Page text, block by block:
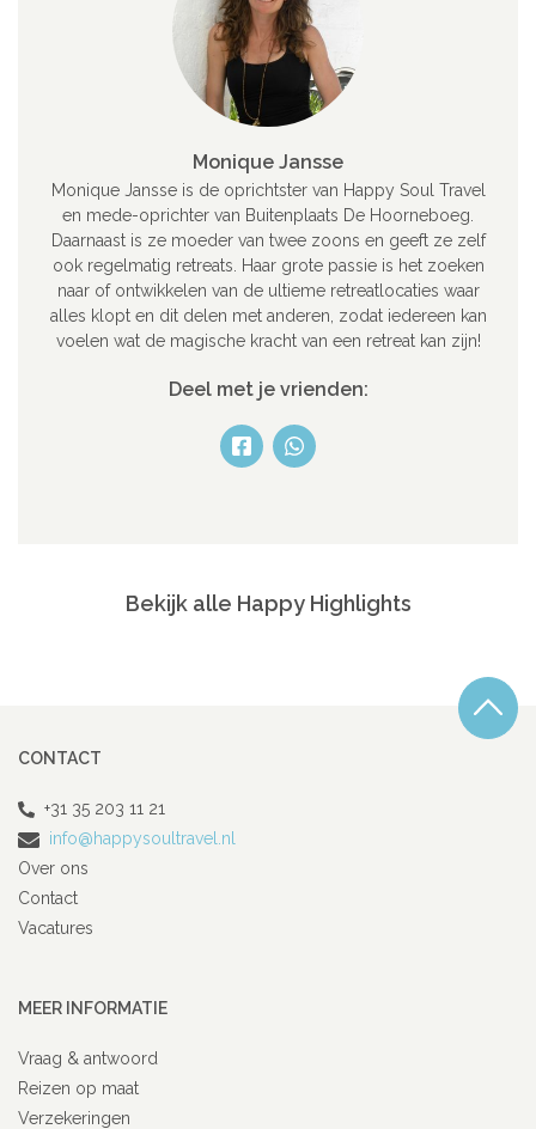
Monique Jansse
Monique Jansse is de oprichtster van Happy Soul Travel
en mede-oprichter van Buitenplaats De Hoorneboeg.
Daarnaast is ze moeder van twee zoons en geeft ze zelf
ook regelmatig retreats. Haar grote passie is het zoeken
naar of ontwikkelen van de ultieme retreatlocaties waar
alles klopt en dit delen met anderen, zodat iedereen kan
voelen wat de magische kracht van een retreat kan zijn!
Deel met je vrienden:
Bekijk alle Happy Highlights
CONTACT
+31 35 203 11 21
info@happysoultravel.nl
Over ons
Contact
Vacatures
MEER INFORMATIE
Vraag & antwoord
Reizen op maat
Verzekeringen